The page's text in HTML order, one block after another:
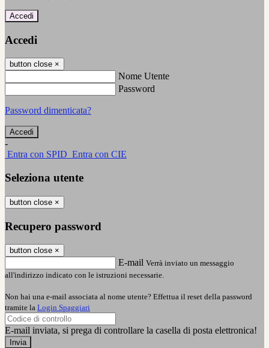
Accedi
Accedi
button close ×
Nome Utente
Password
Password dimenticata?
-
Entra con SPID Entra con CIE
Seleziona utente
button close ×
Recupero password
button close ×
E-mail Verrà inviato un messaggio
all'indirizzo indicato con le istruzioni necessarie.
Non hai una e-mail associata al nome utente? Effettua il reset della password
tramite la Login Spaggiari
E-mail inviata, si prega di controllare la casella di posta elettronica!